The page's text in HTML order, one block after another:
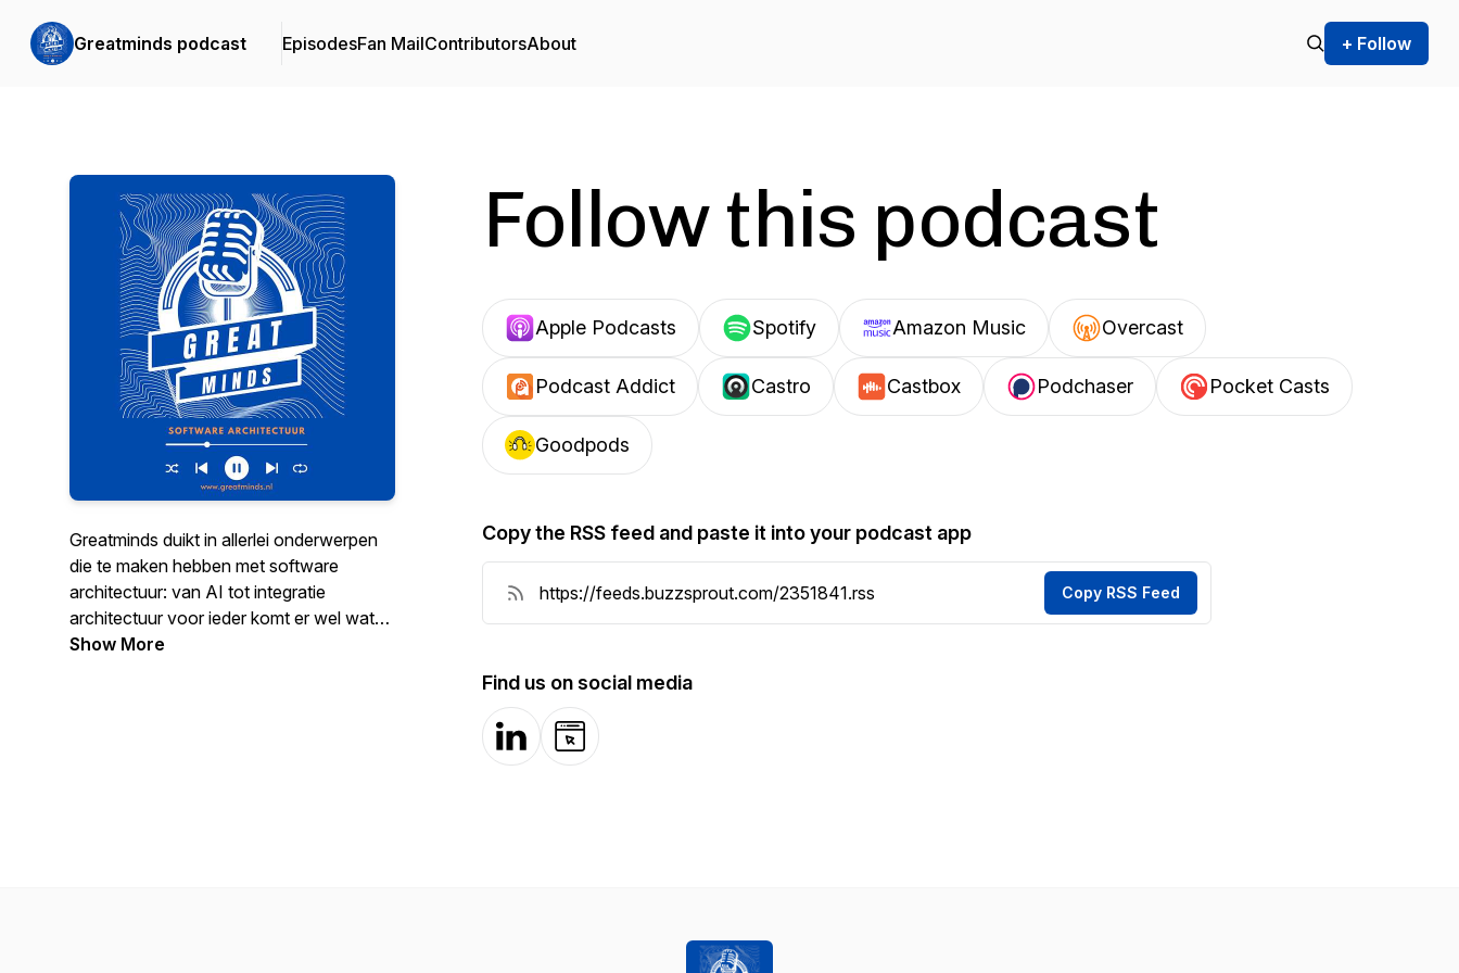
Greatminds podcast EpisodesFan MailContributorsAbout + Follow
Greatminds duikt in allerlei onderwerpen
die te maken hebben met software
architectuur: van AI tot integratie
architectuur voor ieder komt er wel wat
aan bod of je nu een tech-liefhebber
Show More
Follow this podcast
Apple Podcasts Spotify Amazon Music Overcast
Podcast Addict Castro Castbox Podchaser Pocket Casts
Goodpods
Copy the RSS feed and paste it into your podcast app
Copy RSS Feed
Find us on social media
LinkedInWebsite